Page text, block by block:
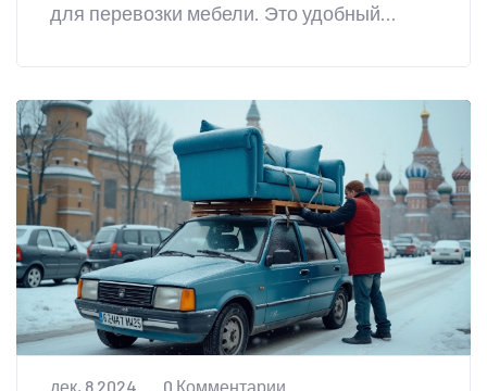
для перевозки мебели. Это удобный
хлопот. Однако стоит учитывать
некоторые важные моменты при
бронировании контейнера, чтобы
избежать проблем и лишних затрат.
дек, 8 2024 0 Комментарии